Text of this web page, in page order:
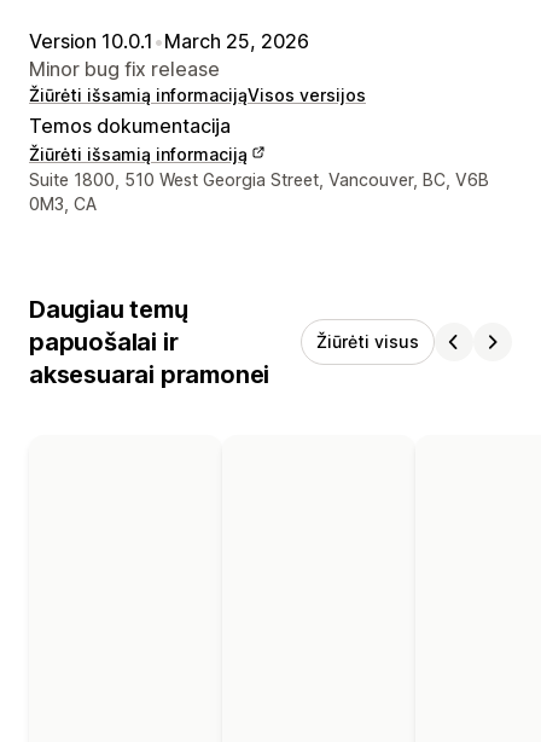
Version 10.0.1 •March 25, 2026
Minor bug fix release
Žiūrėti išsamią informacijąVisos versijos
Temos dokumentacija
Žiūrėti išsamią informaciją
Kūrėjo kontaktiniai duomenys
Suite 1800, 510 West Georgia Street, Vancouver, BC, V6B
0M3, CA
Daugiau temų
papuošalai ir
aksesuarai pramonei
Žiūrėti visus